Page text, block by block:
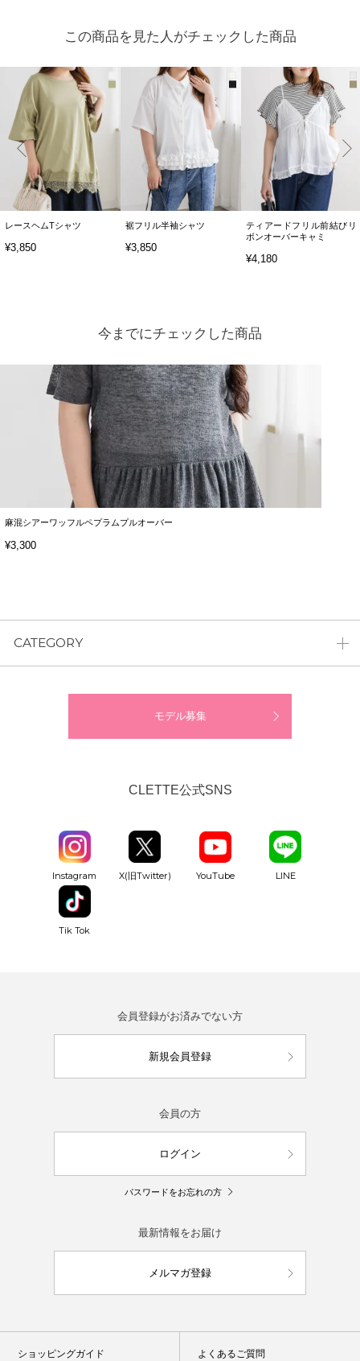
この商品を見た人がチェックした商品
レースヘムTシャツ
¥3,850
裾フリル半袖シャツ
¥3,850
ティアードフリル前結びリ
ボンオーバーキャミ
¥4,180
今までにチェックした商品
麻混シアーワッフルペプラムプルオーバー
¥3,300
CATEGORY
モデル募集
CLETTE公式SNS
Instagram X(旧Twitter) YouTube LINE
Tik Tok
会員登録がお済みでない方
新規会員登録
会員の方
ログイン
パスワードをお忘れの方
最新情報をお届け
メルマガ登録
ショッピングガイド よくあるご質問